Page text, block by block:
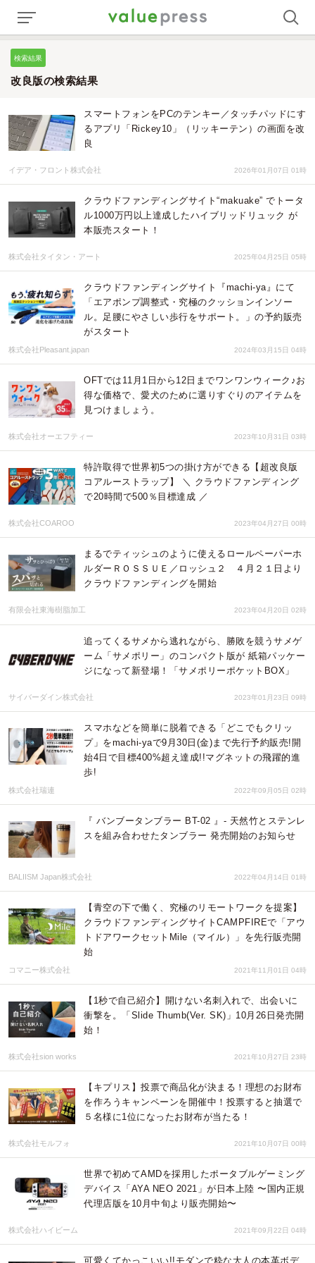
検索結果
改良版の検索結果
スマートフォンをPCのテンキー／タッチパッドにす
るアプリ「Rickey10」（リッキーテン）の画面を改
良
イデア・フロント株式会社 2026年01月07日 01時
クラウドファンディングサイト“makuake” でトータ
ル1000万円以上達成したハイブリッドリュック が
本販売スタート！
株式会社タイタン・アート 2025年04月25日 05時
クラウドファンディングサイト『machi-ya』にて
「エアポンプ調整式・究極のクッションインソー
ル。足腰にやさしい歩行をサポート。」の予約販売
がスタート
株式会社Pleasant.japan 2024年03月15日 04時
OFTでは11月1日から12日までワンワンウィーク♪お
得な価格で、愛犬のために選りすぐりのアイテムを
見つけましょう。
株式会社オーエフティー 2023年10月31日 03時
特許取得で世界初5つの掛け方ができる【超改良版
コアルーストラップ】 ＼ クラウドファンディング
で20時間で500％目標達成 ／
株式会社COAROO 2023年04月27日 00時
まるでティッシュのように使えるロールペーパーホ
ルダーＲＯＳＳＵＥ／ロッシュ２ ４月２１日より
クラウドファンディングを開始
有限会社東海樹脂加工 2023年04月20日 02時
追ってくるサメから逃れながら、勝敗を競うサメゲ
ーム「サメポリー」のコンパクト版が 紙箱パッケー
ジになって新登場！「サメポリーポケットBOX」
サイバーダイン株式会社 2023年01月23日 09時
スマホなどを簡単に脱着できる「どこでもクリッ
プ」をmachi-yaで9月30日(金)まで先行予約販売!開
始4日で目標400%超え達成!!マグネットの飛躍的進
歩!
株式会社瑞連 2022年09月05日 02時
『 バンブータンブラー BT-02 』- 天然竹とステンレ
スを組み合わせたタンブラー 発売開始のお知らせ
BALIISM Japan株式会社 2022年04月14日 01時
【青空の下で働く、究極のリモートワークを提案】
クラウドファンディングサイトCAMPFIREで「アウ
トドアワークセットMile（マイル）」を先行販売開
始
コマニー株式会社 2021年11月01日 04時
【1秒で自己紹介】開けない名刺入れで、出会いに
衝撃を。「Slide Thumb(Ver. SK)」10月26日発売開
始！
株式会社sion works 2021年10月27日 23時
【キプリス】​投票で商品化が決まる！理想のお財布
を作ろうキャンペーンを開催中！投票すると抽選で
５名様に1位になったお財布が当たる！
株式会社モルフォ 2021年10月07日 00時
世界で初めてAMDを採用したポータブルゲーミング
デバイス「AYA NEO 2021」が日本上陸 〜国内正規
代理店版を10月中旬より販売開始〜
株式会社ハイビーム 2021年09月22日 04時
可愛くてかっこいい!!モダンで粋な大人の本革ボデ